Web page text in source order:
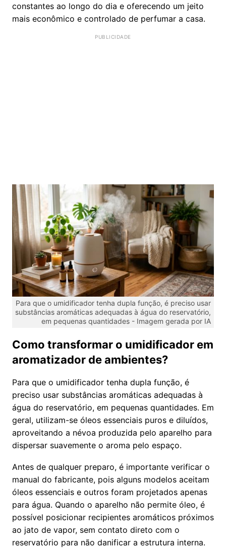
constantes ao longo do dia e oferecendo um jeito
mais econômico e controlado de perfumar a casa.
Para que o umidificador tenha dupla função, é preciso usar
substâncias aromáticas adequadas à água do reservatório,
em pequenas quantidades - Imagem gerada por IA
Como transformar o umidificador em
aromatizador de ambientes?
Para que o umidificador tenha dupla função, é
preciso usar substâncias aromáticas adequadas à
água do reservatório, em pequenas quantidades. Em
geral, utilizam-se óleos essenciais puros e diluídos,
aproveitando a névoa produzida pelo aparelho para
dispersar suavemente o aroma pelo espaço.
Antes de qualquer preparo, é importante verificar o
manual do fabricante, pois alguns modelos aceitam
óleos essenciais e outros foram projetados apenas
para água. Quando o aparelho não permite óleo, é
possível posicionar recipientes aromáticos próximos
ao jato de vapor, sem contato direto com o
reservatório para não danificar a estrutura interna.